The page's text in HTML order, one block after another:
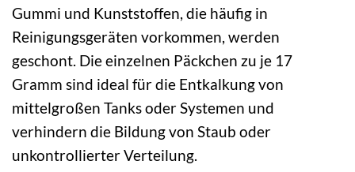
Gummi und Kunststoffen, die häufig in
Reinigungsgeräten vorkommen, werden
geschont. Die einzelnen Päckchen zu je 17
Gramm sind ideal für die Entkalkung von
mittelgroßen Tanks oder Systemen und
verhindern die Bildung von Staub oder
unkontrollierter Verteilung.